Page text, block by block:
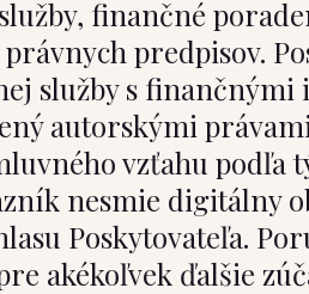
finančné
predpisov.
služby s
autorskými
vzťahu podľa
nesmie digitálny
Poskytovateľa.
akékoľvek ďalšie